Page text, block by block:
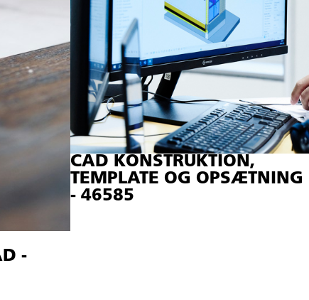
-
CAD KONSTRUKTION,
TEMPLATE OG OPSÆTNING
- 46585